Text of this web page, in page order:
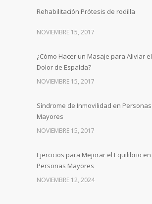
Rehabilitación Prótesis de rodilla
NOVIEMBRE 15, 2017
¿Cómo Hacer un Masaje para Aliviar el
Dolor de Espalda?
NOVIEMBRE 15, 2017
Síndrome de Inmovilidad en Personas
Mayores
NOVIEMBRE 15, 2017
Ejercicios para Mejorar el Equilibrio en
Personas Mayores
NOVIEMBRE 12, 2024